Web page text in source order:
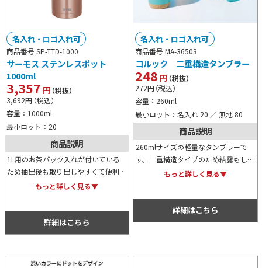
商品番号 SP-TTD-1000
サーモス ステンレスポット
1000ml
3,357 円（税抜）
3,692円（税込）
容量：1000ml
最小ロット：20
名入れ・ロゴ入れ可
商品説明
1L用のお茶パック入れが付いている
ため抽出後も取り出しやすくて便利な
ステンレスポットです。真空断熱構造
もっと詳しく見る▼
詳細はこちら
商品番号 MA-36503
コルック 二重構造タンブラー
248円（税抜）
272円（税込）
容量：260ml
最小ロット：名入れ 20 ／ 無地 80
名入れ・ロゴ入れ可
商品説明
260mlサイズの軽量なタンブラーで
す。二重構造タイプのため結露もしに
くく、熱いものを入れても外側が熱く
もっと詳しく見る▼
詳細はこちら